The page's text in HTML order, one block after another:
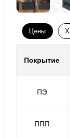
Цены
Покрытие
ПЭ
ППП